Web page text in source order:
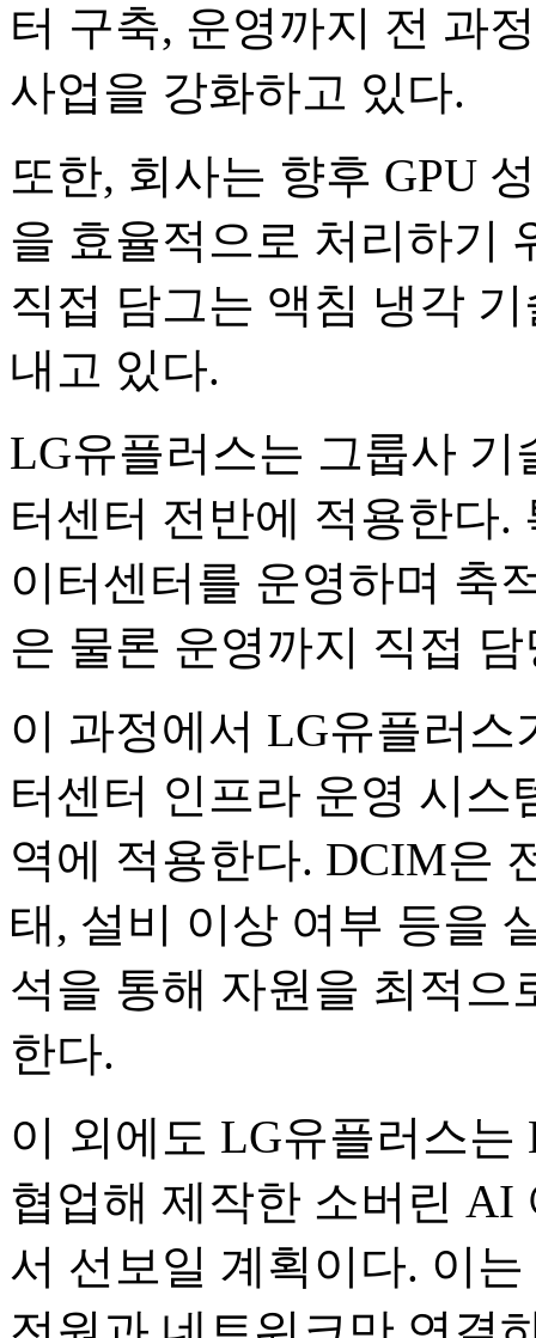
터 구축, 운영까지 전 과
사업을 강화하고 있다.
또한, 회사는 향후 GPU
을 효율적으로 처리하기
직접 담그는 액침 냉각
내고 있다.
LG유플러스는 그룹사
터센터 전반에 적용한다.
이터센터를 운영하며 축
은 물론 운영까지 직접
이 과정에서 LG유플러
터센터 인프라 운영 시
역에 적용한다. DCIM은
태, 설비 이상 여부 등을
석을 통해 자원을 최적으
한다.
이 외에도 LG유플러스
협업해 제작한 소버린 AI
서 선보일 계획이다. 이